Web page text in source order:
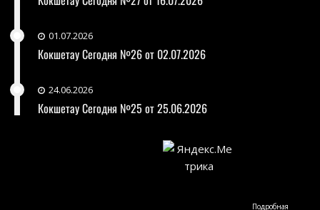
01.07.2026
Кокшетау Сегодня №26 от 02.07.2026
24.06.2026
Кокшетау Сегодня №25 от 25.06.2026
Подробная